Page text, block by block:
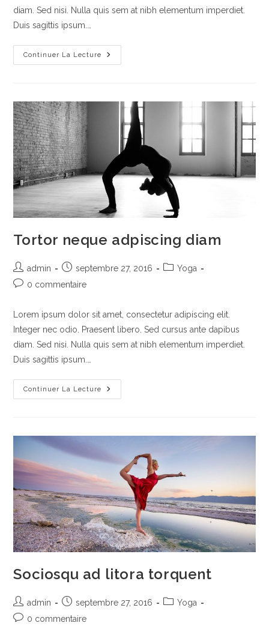
diam. Sed nisi. Nulla quis sem at nibh elementum imperdiet.
Duis sagittis ipsum.…
Continuer La Lecture
Duis
Sagitis
Tortor neque adpiscing diam
Auteur/autrice
de
admin
Publication
publiée :
septembre 27, 2016
PostYoga
Commentaires
publication :
0 commentaire
Lorem ipsum dolor sit amet, consectetur adipiscing elit.
Integer nec odio. Praesent libero. Sed cursus ante dapibus
diam. Sed nisi. Nulla quis sem at nibh elementum imperdiet.
Duis sagittis ipsum.…
Continuer La Lecture
Tortor
Neque
Sociosqu ad litora torquent
Auteur/autrice
de
admin
Publication
publiée :
septembre 27, 2016
PostYoga
Commentaires
0 commentaire